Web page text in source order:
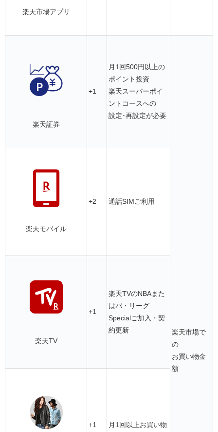
楽天市場アプリ
楽天証券
+1
月1回500円以上の
ポイント投資
楽天スーパーポイ
ントコースへの
設定･再設定が必要
楽天市場で
の
お買い物金
額
楽天モバイル
+2 通話SIMご利用
楽天TV
+1
楽天TVのNBAまた
はパ・リーグ
Specialご加入・契
約更新
+1 月1回以上お買い物